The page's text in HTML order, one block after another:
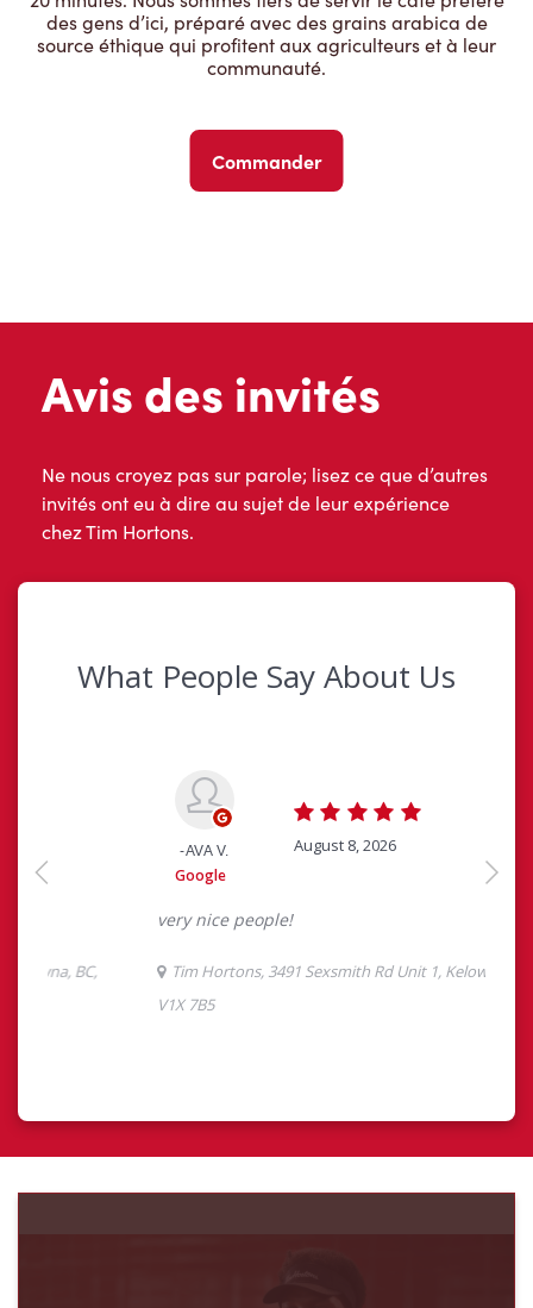
des gens d’ici, préparé avec des grains arabica de
source éthique qui profitent aux agriculteurs et à leur
communauté.
Commander
Avis des invités
Ne nous croyez pas sur parole; lisez ce que d’autres
invités ont eu à dire au sujet de leur expérience
chez Tim Hortons.